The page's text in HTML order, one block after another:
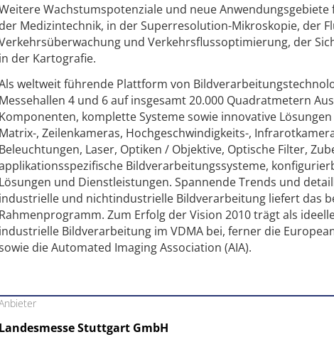
Wachstumspotenziale und neue Anwendungsgebiete
der Medizintechnik, in der Superresolution-Mikroskopie, der
und Verkehrsflussoptimierung, der
in der Kartografie.
weltweit führende Plattform von
Messehallen 4 und 6 auf insgesamt 20.000 Quadratmetern
Komponenten, komplette Systeme sowie innovative
Matrix-, Zeilenkameras, Hochgeschwindigkeits-,
Beleuchtungen, Laser, Optiken / Objektive, Optische Filter,
Bildverarbeitungssysteme,
Lösungen und Dienstleistungen. Spannende Trends und
industrielle und nichtindustrielle Bildverarbeitung liefert das
Rahmenprogramm. Zum Erfolg der Vision 2010 trägt als
industrielle Bildverarbeitung im VDMA bei, ferner die
die Automated Imaging Association (AIA).
Landesmesse Stuttgart GmbH